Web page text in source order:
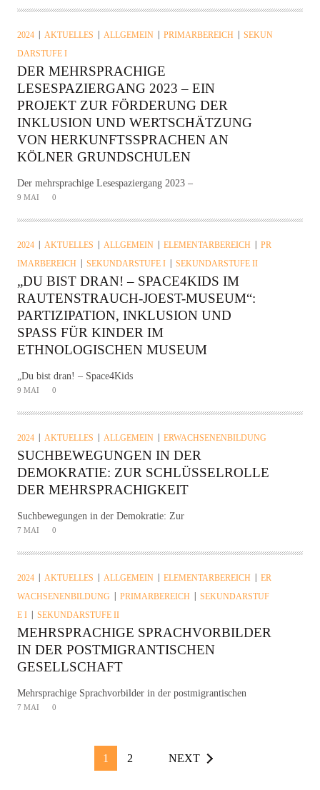
2024 AKTUELLES ALLGEMEIN PRIMARBEREICH
SEKUN
DARSTUFE I
DER MEHRSPRACHIGE
LESESPAZIERGANG 2023 – EIN
PROJEKT ZUR FÖRDERUNG DER
INKLUSION UND WERTSCHÄTZUNG
VON HERKUNFTSSPRACHEN AN
KÖLNER GRUNDSCHULEN
Der mehrsprachige Lesespaziergang 2023 –
9 MAI 0
2024 AKTUELLES ALLGEMEIN ELEMENTARBEREICH
PR
IMARBEREICH
SEKUNDARSTUFE I SEKUNDARSTUFE II
„DU BIST DRAN! – SPACE4KIDS IM
RAUTENSTRAUCH-JOEST-MUSEUM“:
PARTIZIPATION, INKLUSION UND
SPASS FÜR KINDER IM E
THNOLOGISCHEN MUSEUM
„Du bist dran! – Space4Kids
9 MAI 0
2024 AKTUELLES ALLGEMEIN ERWACHSENENBILDUNG
SUCHBEWEGUNGEN IN DER
DEMOKRATIE: ZUR SCHLÜSSELROLLE
DER MEHRSPRACHIGKEIT
Suchbewegungen in der Demokratie: Zur
7 MAI 0
2024 AKTUELLES ALLGEMEIN ELEMENTARBEREICH
ER
WACHSENENBILDUNG
PRIMARBEREICH
SEKUNDARSTUF
E I
SEKUNDARSTUFE II
MEHRSPRACHIGE SPRACHVORBILDER
IN DER POSTMIGRANTISCHEN
GESELLSCHAFT
Mehrsprachige Sprachvorbilder in der postmigrantischen
7 MAI 0
1 2 NEXT